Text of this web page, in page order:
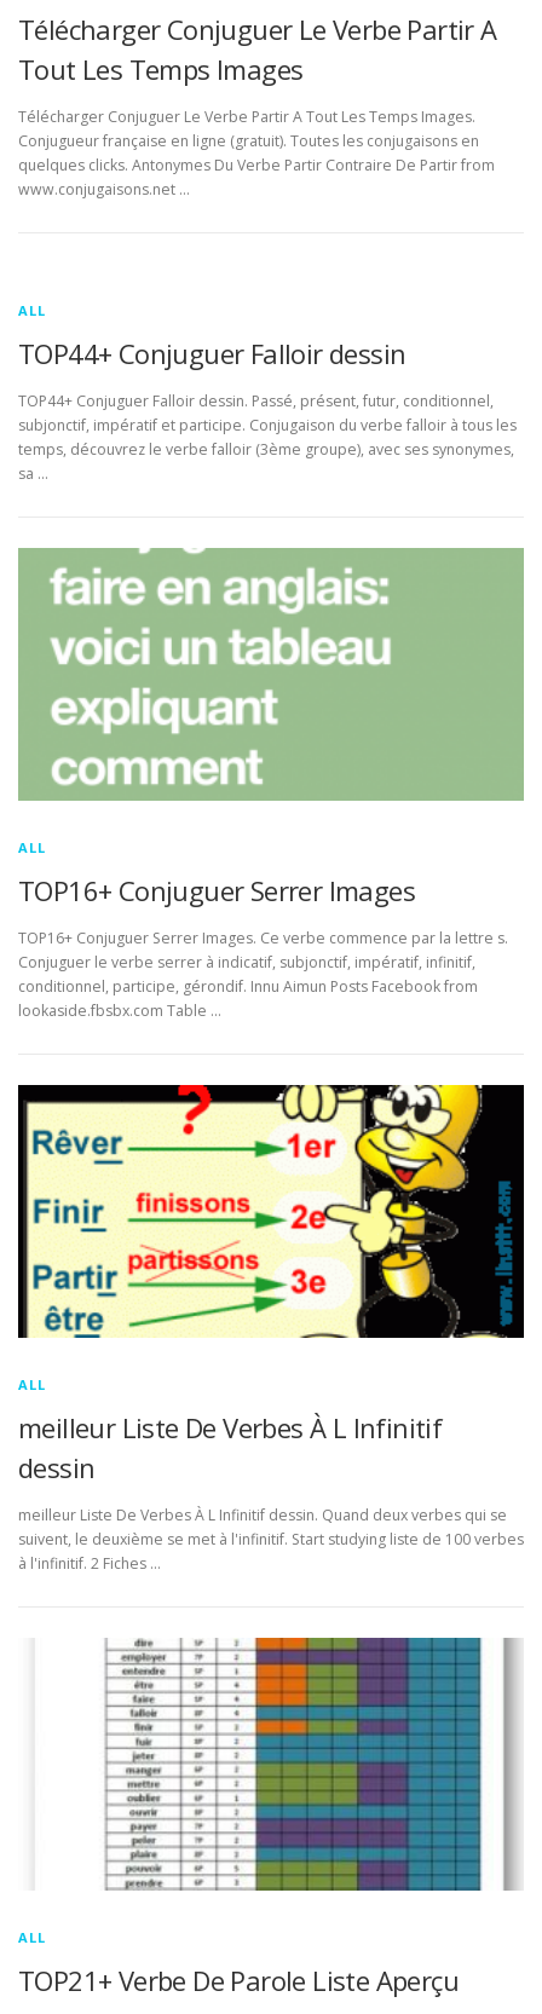
Télécharger Conjuguer Le Verbe Partir A
Tout Les Temps Images
Télécharger Conjuguer Le Verbe Partir A Tout Les Temps Images.
Conjugueur française en ligne (gratuit). Toutes les conjugaisons en
quelques clicks. Antonymes Du Verbe Partir Contraire De Partir from
www.conjugaisons.net …
ALL
TOP44+ Conjuguer Falloir dessin
TOP44+ Conjuguer Falloir dessin. Passé, présent, futur, conditionnel,
subjonctif, impératif et participe. Conjugaison du verbe falloir à tous les
temps, découvrez le verbe falloir (3ème groupe), avec ses synonymes,
sa …
ALL
TOP16+ Conjuguer Serrer Images
TOP16+ Conjuguer Serrer Images. Ce verbe commence par la lettre s.
Conjuguer le verbe serrer à indicatif, subjonctif, impératif, infinitif,
conditionnel, participe, gérondif. Innu Aimun Posts Facebook from
lookaside.fbsbx.com Table …
ALL
meilleur Liste De Verbes À L Infinitif
dessin
meilleur Liste De Verbes À L Infinitif dessin. Quand deux verbes qui se
suivent, le deuxième se met à l'infinitif. Start studying liste de 100 verbes
à l'infinitif. 2 Fiches …
ALL
TOP21+ Verbe De Parole Liste Aperçu